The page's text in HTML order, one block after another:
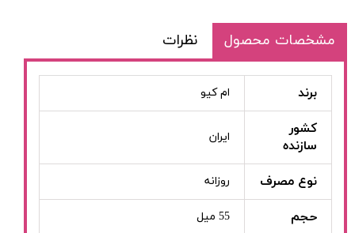
مشخصات محصول نظرات
برند ام کیو
کشور
سازنده
ایران
نوع مصرف روزانه
حجم 55 میل